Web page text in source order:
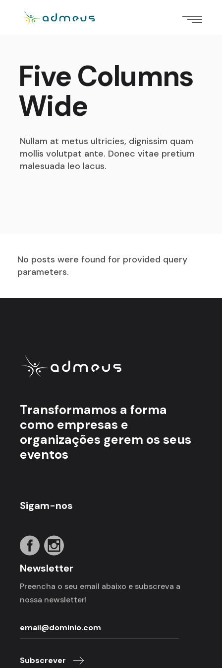
Five Columns
Wide
Nullam at metus ultricies, dignissim quam
mollis volutpat ante. Donec vitae pretium
malesuada leo lacus.
No posts were found for provided query
parameters.
Transformamos a forma
como empresas e
organizações gerem os seus
eventos
Sigam-nos
Newsletter
Preencha o seu email abaixo e subscreva a
nossa newsletter!
Subscrever